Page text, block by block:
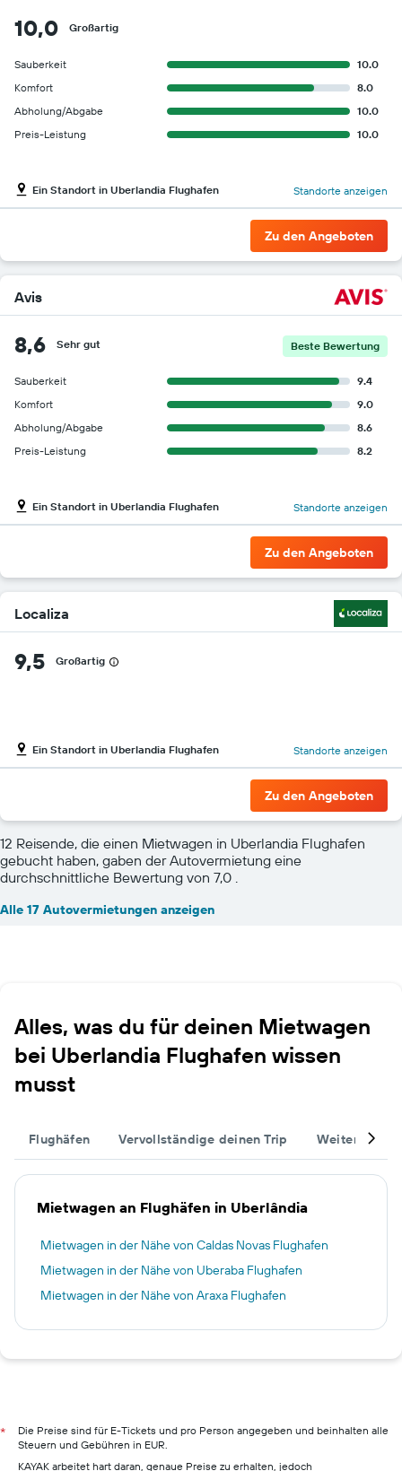
10,0 Großartig
Sauberkeit
10.0
Komfort
8.0
Abholung/Abgabe
10.0
Preis-Leistung
10.0
Ein Standort in Uberlandia Flughafen Standorte anzeigen
Zu den Angeboten
Avis
8,6 Sehr gut Beste Bewertung
Sauberkeit
9.4
Komfort
9.0
Abholung/Abgabe
8.6
Preis-Leistung
8.2
Ein Standort in Uberlandia Flughafen Standorte anzeigen
Zu den Angeboten
Localiza
9,5 Großartig
Ein Standort in Uberlandia Flughafen Standorte anzeigen
Zu den Angeboten
12 Reisende, die einen Mietwagen in Uberlandia Flughafen
gebucht haben, gaben der Autovermietung eine
durchschnittliche Bewertung von 7,0 .
Alle 17 Autovermietungen anzeigen
Alles, was du für deinen Mietwagen
bei Uberlandia Flughafen wissen
musst
Flughäfen Vervollständige deinen Trip Weitere
Mietwagen an Flughäfen in Uberlândia
Mietwagen in der Nähe von Caldas Novas Flughafen
Mietwagen in der Nähe von Uberaba Flughafen
Mietwagen in der Nähe von Araxa Flughafen
*
Die Preise sind für E-Tickets und pro Person angegeben und beinhalten alle
Steuern und Gebühren in EUR.
KAYAK arbeitet hart daran, genaue Preise zu erhalten, jedoch